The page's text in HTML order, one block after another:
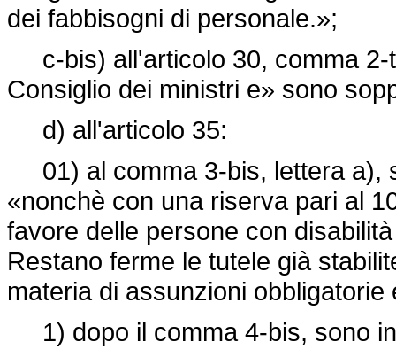
dei fabbisogni di personale.»;
c-bis) all'articolo 30, comma 2-
Consiglio dei ministri e» sono
d) all'articolo 35:
01) al comma 3-bis, lettera a),
«nonchè con una riserva pari al
favore delle persone con
Restano ferme le tutele già
materia di assunzioni
1) dopo il comma 4-bis, sono